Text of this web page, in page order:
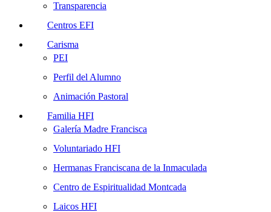
Transparencia
Centros EFI
Carisma
PEI
Perfil del Alumno
Animación Pastoral
Familia HFI
Galería Madre Francisca
Voluntariado HFI
Hermanas Franciscana de la Inmaculada
Centro de Espiritualidad Montcada
Laicos HFI